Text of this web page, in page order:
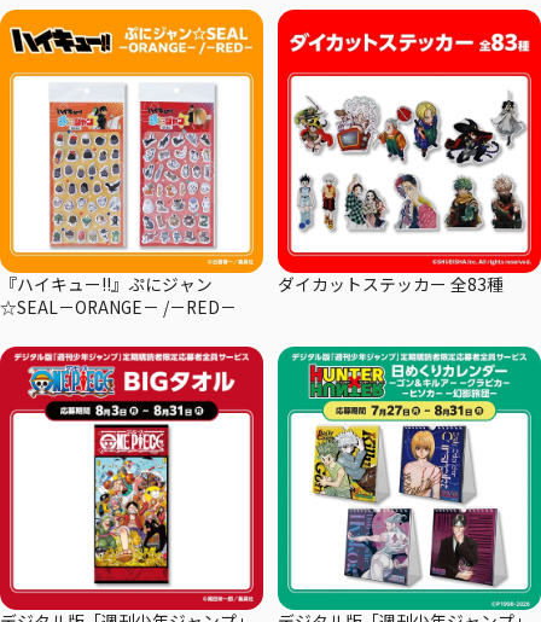
『ハイキュー!!』ぷにジャン
☆SEAL－ORANGE－ /－RED－
ダイカットステッカー 全83種